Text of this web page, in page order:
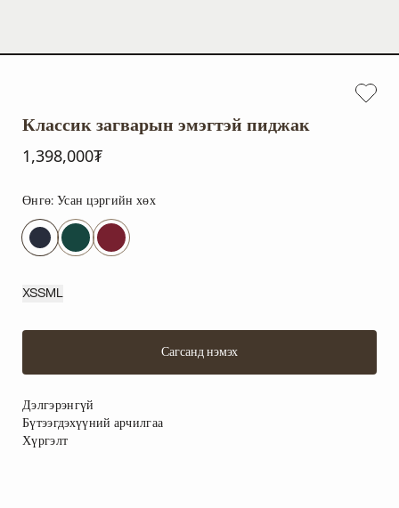
Классик загварын эмэгтэй пиджак
1,398,000₮
Өнгө: Усан цэргийн хөх
XSSM L
Сагсанд нэмэх
Дэлгэрэнгүй
Бүтээгдэхүүний арчилгаа
Хүргэлт